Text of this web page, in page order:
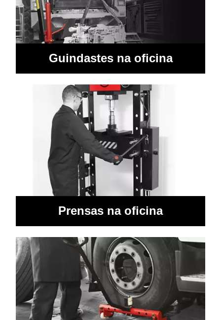
Guindastes na oficina
Prensas na oficina